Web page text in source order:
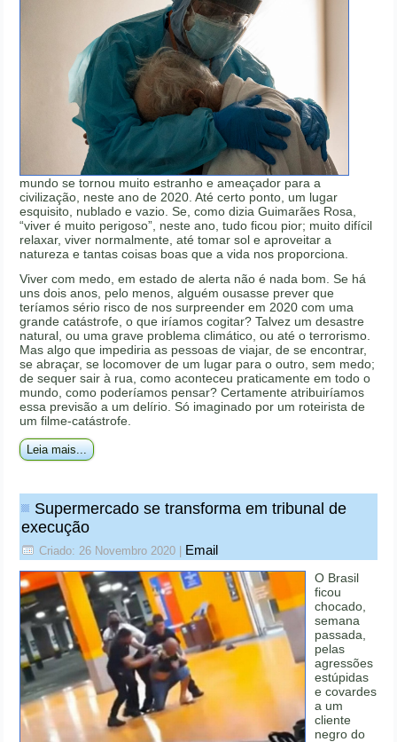
mundo se tornou muito estranho e ameaçador para a
civilização, neste ano de 2020. Até certo ponto, um lugar
esquisito, nublado e vazio. Se, como dizia Guimarães Rosa,
“viver é muito perigoso”, neste ano, tudo ficou pior; muito difícil
relaxar, viver normalmente, até tomar sol e aproveitar a
natureza e tantas coisas boas que a vida nos proporciona.
Viver com medo, em estado de alerta não é nada bom. Se há
uns dois anos, pelo menos, alguém ousasse prever que
teríamos sério risco de nos surpreender em 2020 com uma
grande catástrofe, o que iríamos cogitar? Talvez um desastre
natural, ou uma grave problema climático, ou até o terrorismo.
Mas algo que impediria as pessoas de viajar, de se encontrar,
se abraçar, se locomover de um lugar para o outro, sem medo;
de sequer sair à rua, como aconteceu praticamente em todo o
mundo, como poderíamos pensar? Certamente atribuiríamos
essa previsão a um delírio. Só imaginado por um roteirista de
um filme-catástrofe.
Leia mais...
Supermercado se transforma em tribunal de
execução
Criado: 26 Novembro 2020 Email
O Brasil
ficou
chocado,
semana
passada,
pelas
agressões
estúpidas
e covardes
a um
cliente
negro do